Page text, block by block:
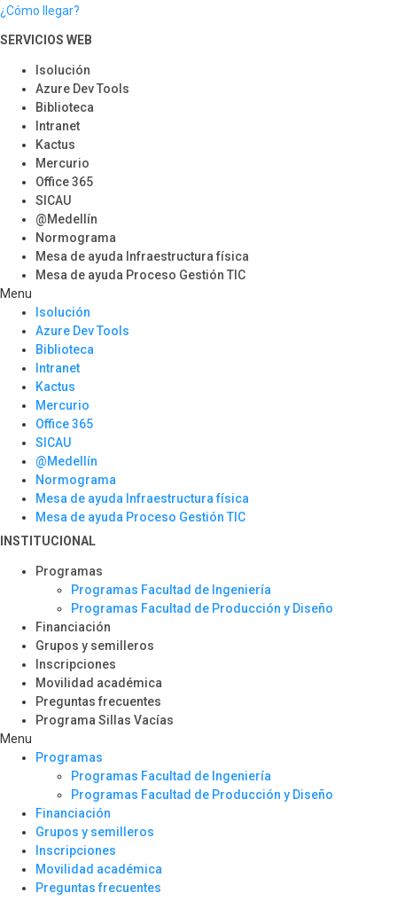
¿Cómo llegar?
SERVICIOS WEB
Isolución
Azure Dev Tools
Biblioteca
Intranet
Kactus
Mercurio
Office 365
SICAU
@Medellín
Normograma
Mesa de ayuda Infraestructura física
Mesa de ayuda Proceso Gestión TIC
Menu
Isolución
Azure Dev Tools
Biblioteca
Intranet
Kactus
Mercurio
Office 365
SICAU
@Medellín
Normograma
Mesa de ayuda Infraestructura física
Mesa de ayuda Proceso Gestión TIC
INSTITUCIONAL
Programas
Programas Facultad de Ingeniería
Programas Facultad de Producción y Diseño
Financiación
Grupos y semilleros
Inscripciones
Movilidad académica
Preguntas frecuentes
Programa Sillas Vacías
Menu
Programas
Programas Facultad de Ingeniería
Programas Facultad de Producción y Diseño
Financiación
Grupos y semilleros
Inscripciones
Movilidad académica
Preguntas frecuentes